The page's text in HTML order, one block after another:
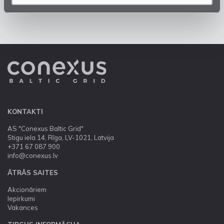
KONTAKTI
AS "Conexus Baltic Grid"
Stigu iela 14, Rīga, LV-1021, Latvija
+371 67 087 900
info@conexus.lv
ĀTRĀS SAITES
Akcionāriem
Iepirkumi
Vakances